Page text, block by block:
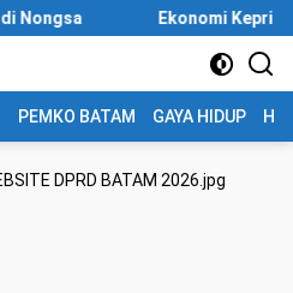
Ekonomi Kepri Tumbuh
PEMKO BATAM GAYA HIDUP